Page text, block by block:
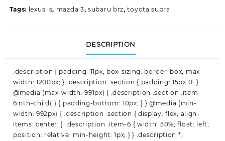
Tags: lexus is, mazda 3,subaru brz,toyota supra
DESCRIPTION
.description { padding: 11px; box-sizing: border-box; max-
width: 1200px; } .description .section { padding: 15px 0; }
@media (max-width: 991px) { .description .section .item-
6:nth-child(1) { padding-bottom: 10px; } } @media (min-
width: 992px) { .description .section { display: flex; align-
items: center; } .description .item-6 { width: 50%; float: left;
position: relative; min-height: 1px; } } .description *,